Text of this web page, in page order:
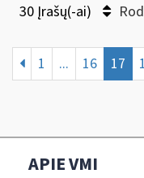
30 Įrašų(-ai)
1 ... 16 17
APIE VMI